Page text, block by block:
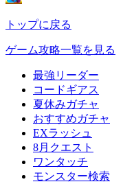
トップに戻る
ゲーム攻略一覧を見る
最強リーダー
コードギアス
夏休みガチャ
おすすめガチャ
EXラッシュ
8月クエスト
ワンタッチ
モンスター検索